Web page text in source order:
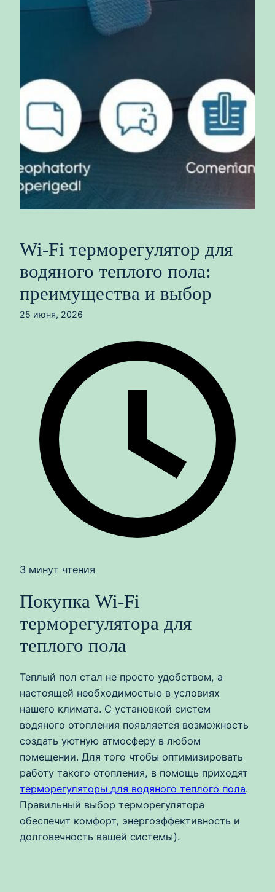
Wi-Fi терморегулятор для
водяного теплого пола:
преимущества и выбор
25 июня, 2026
3 минут чтения
Покупка Wi-Fi
терморегулятора для
теплого пола
Теплый пол стал не просто удобством, а
настоящей необходимостью в условиях
нашего климата. С установкой систем
водяного отопления появляется возможность
создать уютную атмосферу в любом
помещении. Для того чтобы оптимизировать
работу такого отопления, в помощь приходят
терморегуляторы для водяного теплого пола.
Правильный выбор терморегулятора
обеспечит комфорт, энергоэффективность и
долговечность вашей системы).